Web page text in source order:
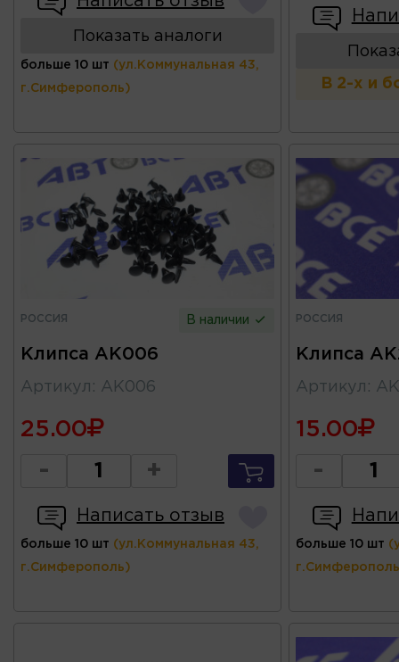
Показать аналоги
больше 10 шт (ул.Коммунальная 43,
г.Симферополь) В 2-х и
РОССИЯ В наличии
Клипса AK006
Артикул : AK006
25.00
- +
Написать отзыв
больше 10 шт (ул.Коммунальная 43,
г.Симферополь)
РОССИЯ
Клипса
Артикул :
15.00
-
больше 10 шт